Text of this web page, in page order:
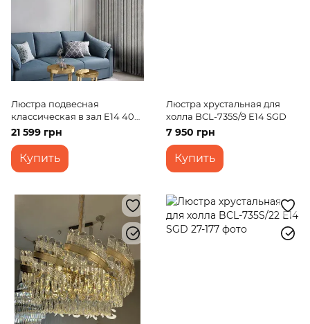
Люстра подвесная
классическая в зал E14 40W
G (BCL-716S/16)
21 599 грн
Купить
Люстра хрустальная для
холла BCL-735S/9 E14 SGD
7 950 грн
Купить